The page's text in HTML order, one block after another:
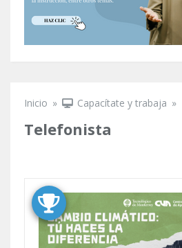
Inicio » Capacítate y trabaja »
Telefonista